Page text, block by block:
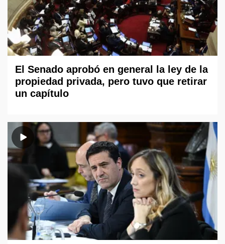
El Senado aprobó en general la ley de la
propiedad privada, pero tuvo que retirar
un capítulo